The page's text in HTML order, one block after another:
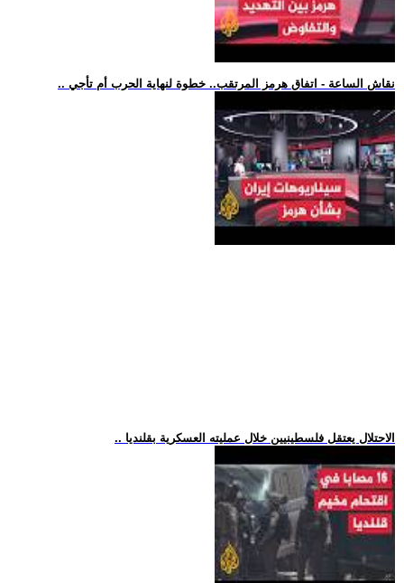
.. نقاش الساعة - اتفاق هرمز المرتقب.. خطوة لنهاية الحرب أم تأجي
.. الاحتلال يعتقل فلسطينيين خلال عمليته العسكرية بقلنديا